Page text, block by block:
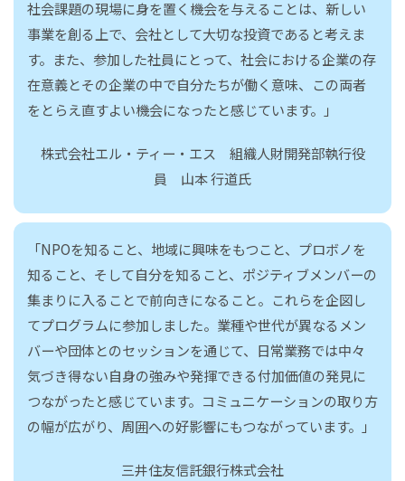
社会課題の現場に身を置く機会を与えることは、新しい
事業を創る上で、会社として大切な投資であると考えま
す。また、参加した社員にとって、社会における企業の存
在意義とその企業の中で自分たちが働く意味、この両者
をとらえ直すよい機会になったと感じています。」
株式会社エル・ティー・エス 組織人財開発部執行役
員 山本 行道氏
「NPOを知ること、地域に興味をもつこと、プロボノを
知ること、そして自分を知ること、ポジティブメンバーの
集まりに入ることで前向きになること。これらを企図し
てプログラムに参加しました。業種や世代が異なるメン
バーや団体とのセッションを通じて、日常業務では中々
気づき得ない自身の強みや発揮できる付加価値の発見に
つながったと感じています。コミュニケーションの取り方
の幅が広がり、周囲への好影響にもつながっています。」
三井住友信託銀行株式会社